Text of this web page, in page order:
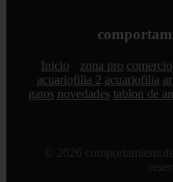
Inicio zona pro comercio
acuariofilia 2 acuariofilia
gatos novedades tablon de
© 2026